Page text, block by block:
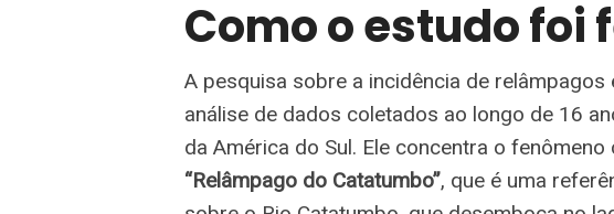
Como o estudo foi
A pesquisa sobre a incidência de
análise de dados coletados ao longo de 16
da América do Sul. Ele concentra o
“Relâmpago do Catatumbo”, que é uma